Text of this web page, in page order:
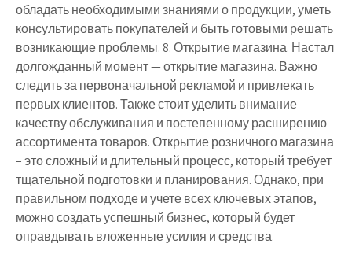
обладать необходимыми знаниями о продукции, уметь
консультировать покупателей и быть готовыми решать
возникающие проблемы. 8. Открытие магазина. Настал
долгожданный момент — открытие магазина. Важно
следить за первоначальной рекламой и привлекать
первых клиентов. Также стоит уделить внимание
качеству обслуживания и постепенному расширению
ассортимента товаров. Открытие розничного магазина
– это сложный и длительный процесс, который требует
тщательной подготовки и планирования. Однако, при
правильном подходе и учете всех ключевых этапов,
можно создать успешный бизнес, который будет
оправдывать вложенные усилия и средства.